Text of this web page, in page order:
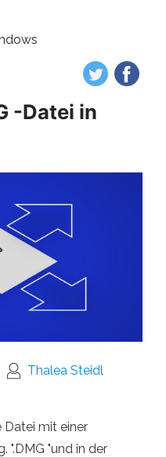
-Datei in
Thalea Steidl
Datei mit einer
".DMG "und in der